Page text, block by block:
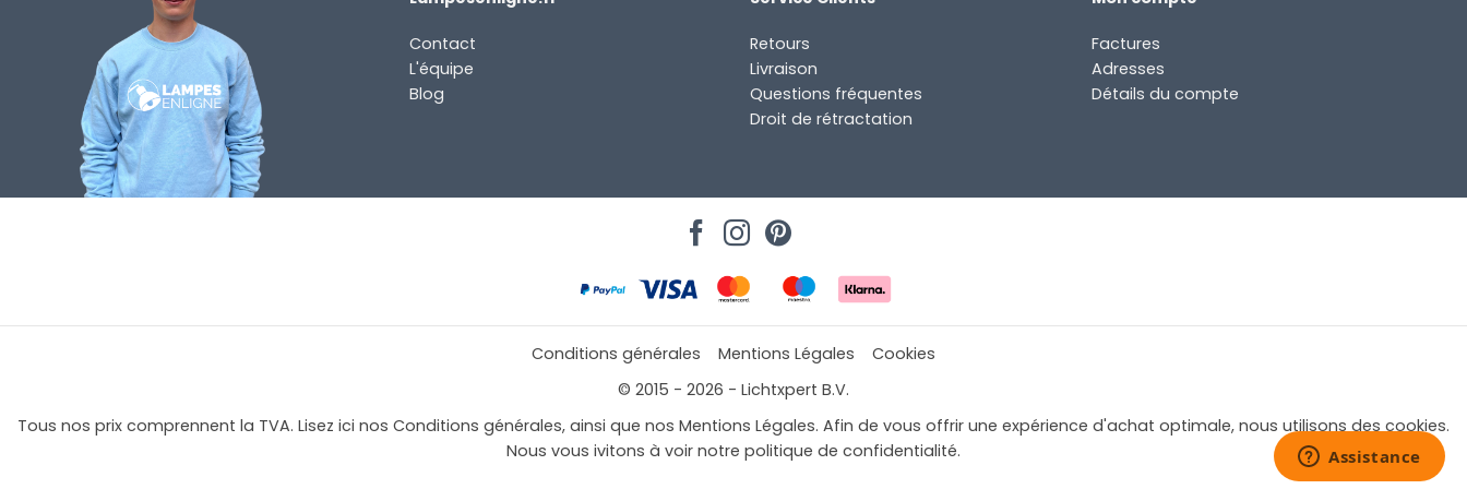
(Nécessaire)
Étiquette énergétique
Contactez-nous. Vous pouvez nous joindre par e-mail à
Contact
L'équipe
Blog
Retours
Livraison
Questions fréquentes
Droit de rétractation
Factures
Adresses
Détails du compte
Conditions générales Mentions Légales
Cookies
© 2015 - 2026 - Lichtxpert B.V.
Tous nos prix comprennent la TVA. Lisez ici nos Conditions générales, ainsi que nos Mentions Légales. Afin de vous offrir une expérience d'achat optimale, nous utilisons des cookies.
Nous vous ivitons à voir notre politique de confidentialité.